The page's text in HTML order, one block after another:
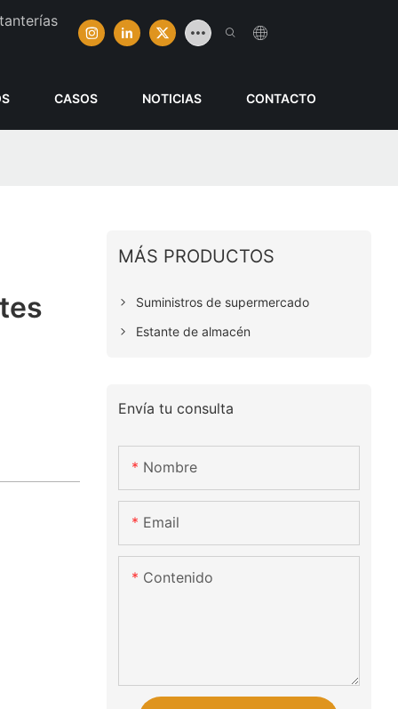
CASOS NOTICIAS CONTACTO
MÁS PRODUCTOS
Suministros de supermercado
Estante de almacén
Envía tu consulta
Nombre
Email
Contenido